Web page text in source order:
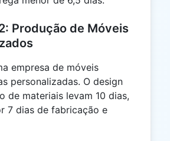
Produção de Móveis
empresa de móveis
personalizadas. O design
de materiais levam 10 dias,
7 dias de fabricação e